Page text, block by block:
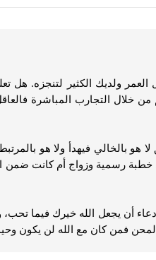
الكثير لتنجزه. هل تعلم
من خلال التجارب المباشرة
لا هو بالخالي فيهدأ ولا هو
رسمية وزواج أم كانت ضمن
أن يجعل الله خيرك فيما
فمن كان مع الله لن يكون